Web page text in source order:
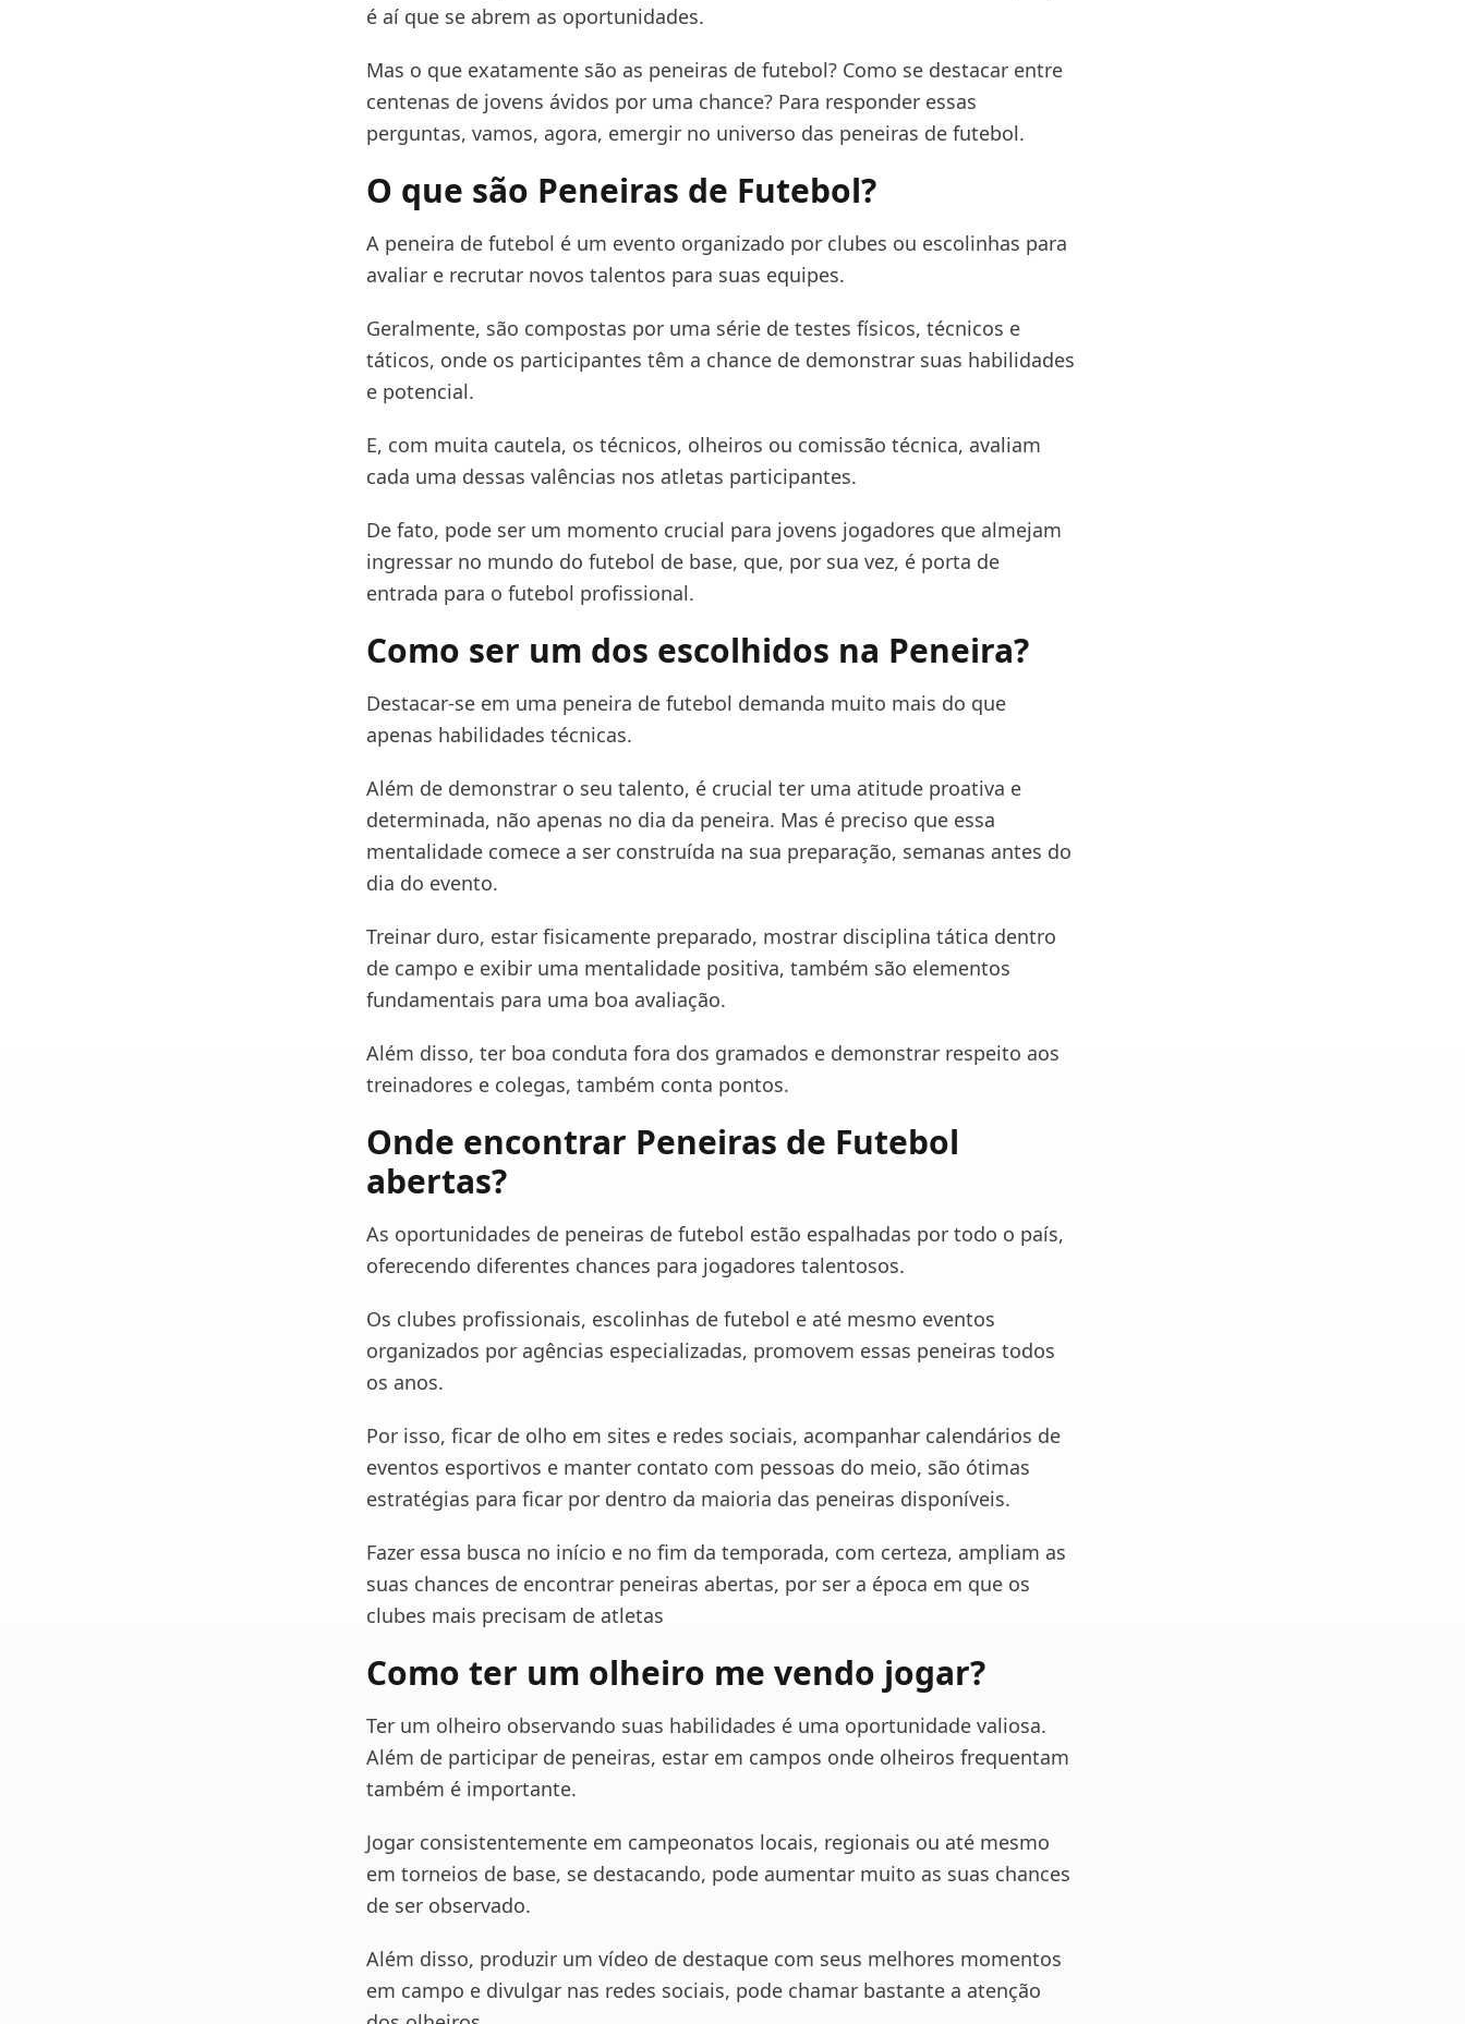
é aí que se abrem as oportunidades.
Mas o que exatamente são as peneiras de futebol? Como se destacar entre
centenas de jovens ávidos por uma chance? Para responder essas
perguntas, vamos, agora, emergir no universo das peneiras de futebol.
O que são Peneiras de Futebol?
A peneira de futebol é um evento organizado por clubes ou escolinhas para
avaliar e recrutar novos talentos para suas equipes.
Geralmente, são compostas por uma série de testes físicos, técnicos e
táticos, onde os participantes têm a chance de demonstrar suas habilidades
e potencial.
E, com muita cautela, os técnicos, olheiros ou comissão técnica, avaliam
cada uma dessas valências nos atletas participantes.
De fato, pode ser um momento crucial para jovens jogadores que almejam
ingressar no mundo do futebol de base, que, por sua vez, é porta de
entrada para o futebol profissional.
Como ser um dos escolhidos na Peneira?
Destacar-se em uma peneira de futebol demanda muito mais do que
apenas habilidades técnicas.
Além de demonstrar o seu talento, é crucial ter uma atitude proativa e
determinada, não apenas no dia da peneira. Mas é preciso que essa
mentalidade comece a ser construída na sua preparação, semanas antes do
dia do evento.
Treinar duro, estar fisicamente preparado, mostrar disciplina tática dentro
de campo e exibir uma mentalidade positiva, também são elementos
fundamentais para uma boa avaliação.
Além disso, ter boa conduta fora dos gramados e demonstrar respeito aos
treinadores e colegas, também conta pontos.
Onde encontrar Peneiras de Futebol
abertas?
As oportunidades de peneiras de futebol estão espalhadas por todo o país,
oferecendo diferentes chances para jogadores talentosos.
Os clubes profissionais, escolinhas de futebol e até mesmo eventos
organizados por agências especializadas, promovem essas peneiras todos
os anos.
Por isso, ficar de olho em sites e redes sociais, acompanhar calendários de
eventos esportivos e manter contato com pessoas do meio, são ótimas
estratégias para ficar por dentro da maioria das peneiras disponíveis.
Fazer essa busca no início e no fim da temporada, com certeza, ampliam as
suas chances de encontrar peneiras abertas, por ser a época em que os
clubes mais precisam de atletas
Como ter um olheiro me vendo jogar?
Ter um olheiro observando suas habilidades é uma oportunidade valiosa.
Além de participar de peneiras, estar em campos onde olheiros frequentam
também é importante.
Jogar consistentemente em campeonatos locais, regionais ou até mesmo
em torneios de base, se destacando, pode aumentar muito as suas chances
de ser observado.
Além disso, produzir um vídeo de destaque com seus melhores momentos
em campo e divulgar nas redes sociais, pode chamar bastante a atenção